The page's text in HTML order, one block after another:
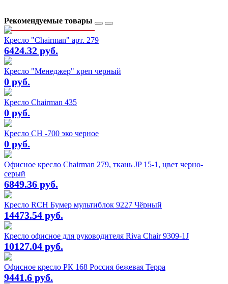
Рекомендуемые товары
Кресло "Chairman" арт. 279
6424.32 руб.
Кресло "Менеджер" креп черный
0 руб.
Кресло Chairman 435
0 руб.
Кресло СН -700 эко черное
0 руб.
Офисное кресло Chairman 279, ткань JP 15-1, цвет черно-
серый
6849.36 руб.
Кресло RCH Бумер мультиблок 9227 Чёрный
14473.54 руб.
Кресло офисное для руководителя Riva Chair 9309-1J
10127.04 руб.
Офисное кресло РК 168 Россия бежевая Терра
9441.6 руб.